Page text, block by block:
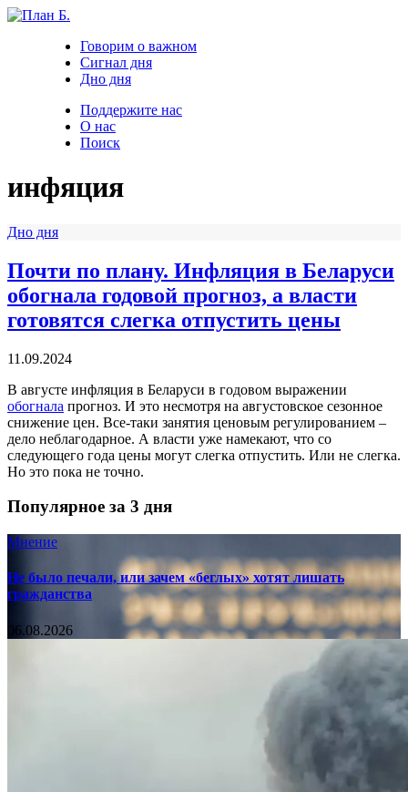
Говорим о важном
Сигнал дня
Дно дня
Поддержите нас
О нас
Поиск
инфяция
Дно дня
Почти по плану. Инфляция в Беларуси
обогнала годовой прогноз, а власти
готовятся слегка отпустить цены
11.09.2024
В августе инфляция в Беларуси в годовом выражении
обогнала прогноз. И это несмотря на августовское сезонное
снижение цен. Все-таки занятия ценовым регулированием –
дело неблагодарное. А власти уже намекают, что со
следующего года цены могут слегка отпустить. Или не слегка.
Но это пока не точно.
Популярное за 3 дня
Мнение
Не было печали, или зачем «беглых» хотят лишать
гражданства
06.08.2026